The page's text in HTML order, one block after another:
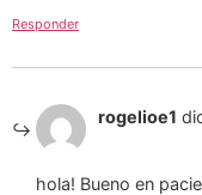
Responder
rogelioe1
hola! Bueno en